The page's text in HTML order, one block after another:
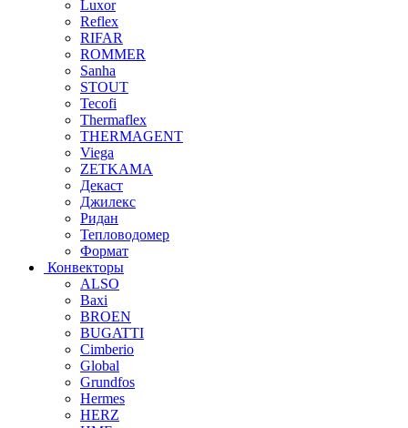
Luxor
Reflex
RIFAR
ROMMER
Sanha
STOUT
Tecofi
Thermaflex
THERMAGENT
Viega
ZETKAMA
Декаст
Джилекс
Ридан
Тепловодомер
Формат
Конвекторы
ALSO
Baxi
BROEN
BUGATTI
Cimberio
Global
Grundfos
Hermes
HERZ